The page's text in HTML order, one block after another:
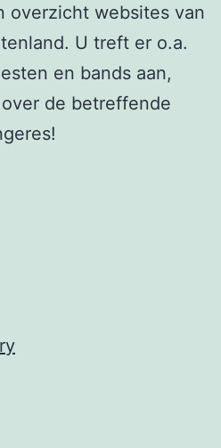
overzicht websites van
U treft er o.a.
en bands aan,
de betreffende